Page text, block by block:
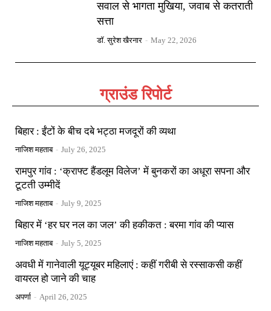
सवाल से भागता मुखिया, जवाब से कतराती
सत्ता
डॉ. सुरेश खैरनार - May 22, 2026
ग्राउंड रिपोर्ट
बिहार : ईंटों के बीच दबे भट्ठा मजदूरों की व्यथा
नाजिश महताब - July 26, 2025
रामपुर गांव : ‘क्राफ्ट हैंडलूम विलेज’ में बुनकरों का अधूरा सपना और
टूटती उम्मीदें
नाजिश महताब - July 9, 2025
बिहार में ‘हर घर नल का जल’ की हकीकत : बरमा गांव की प्यास
नाजिश महताब - July 5, 2025
अवधी में गानेवाली यूट्यूबर महिलाएं : कहीं गरीबी से रस्साकसी कहीं
वायरल हो जाने की चाह
अपर्णा - April 26, 2025